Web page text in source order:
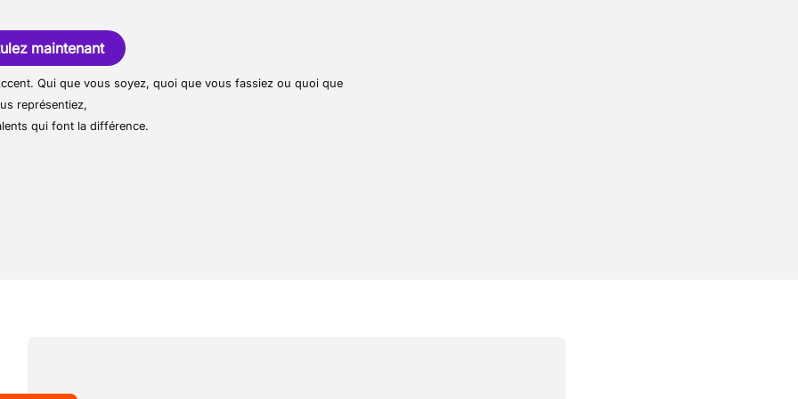
colis/boîtes ne sont pas lourds
absolu sur le service client, la
prix compétitifs. L'entreprise familiale
un service complet mondial
logistiques des entreprises.
maintenant
Qui que vous soyez, quoi que vous fassiez ou quoi que
représentiez,
qui font la différence.